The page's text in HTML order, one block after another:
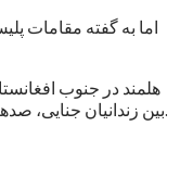
اما به گفته مقامات
هلمند در جنوب
بین زندانیان جنایی، صدها نفر به اتهام شورشگری نیز زندانی هستند.